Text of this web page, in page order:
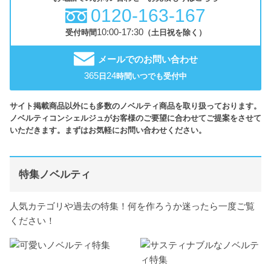
0120-163-167
受付時間10:00-17:30（土日祝を除く）
メールでのお問い合わせ
365 日 24時間いつでも受付中
サイト掲載商品以外にも多数のノベルティ商品を取り扱っております。
ノベルティコンシェルジュがお客様のご要望に合わせてご提案をさせて
いただきます。まずはお気軽にお問い合わせください。
特集ノベルティ
人気カテゴリや過去の特集！何を作ろうか迷ったら一度ご覧
ください！